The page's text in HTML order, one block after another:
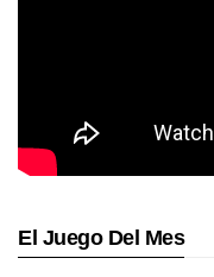
El Juego Del Mes